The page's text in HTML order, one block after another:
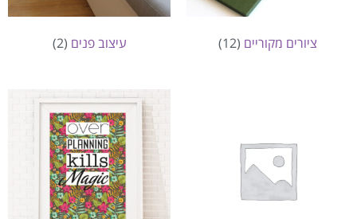
ציורים מקוריים (12) עיצוב פנים (2)